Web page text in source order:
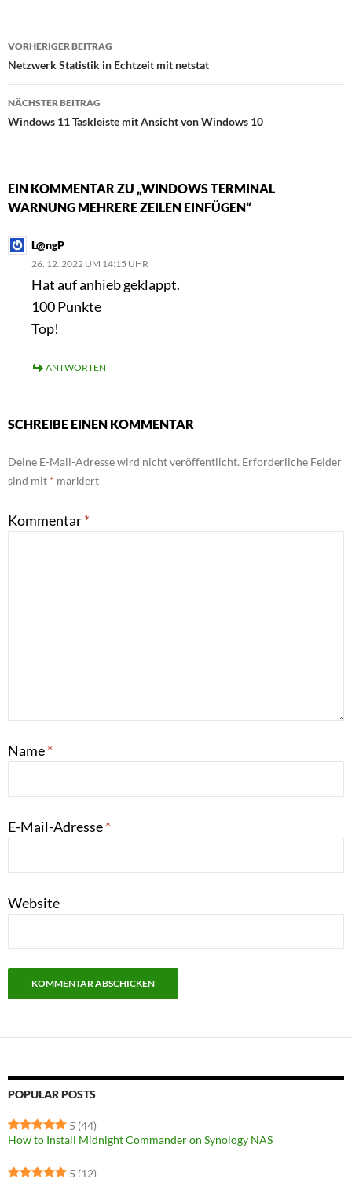
Beitragsnavigation
VORHERIGER BEITRAG
Netzwerk Statistik in Echtzeit mit netstat
NÄCHSTER BEITRAG
Windows 11 Taskleiste mit Ansicht von Windows 10
EIN KOMMENTAR ZU „WINDOWS TERMINAL
WARNUNG MEHRERE ZEILEN EINFÜGEN“
L@ngP
26. 12. 2022 UM 14:15 UHR
Hat auf anhieb geklappt.
100 Punkte
Top!
ANTWORTEN
SCHREIBE EINEN KOMMENTAR
Deine E-Mail-Adresse wird nicht veröffentlicht. Erforderliche Felder
sind mit * markiert
Kommentar*
Name*
E-Mail-Adresse*
Website
POPULAR POSTS
5 (44)
How to Install Midnight Commander on Synology NAS
5 (12)